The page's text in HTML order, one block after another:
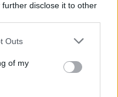
further disclose it to other
Outs
of my
kol kas neaišku,
sabotažo
užtaisas
jog tai greičiausiai